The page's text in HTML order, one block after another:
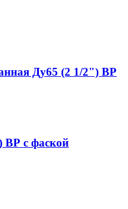
Ду65 (2 1/2") ВР
ВР с фаской